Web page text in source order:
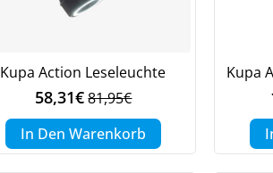
Kupa Action Leseleuchte
81,95€
Ursprünglicher
Preis
war:
81,95€
58,31€Aktueller
Preis
ist:
58,31€.
In Den Warenkorb
Kupa